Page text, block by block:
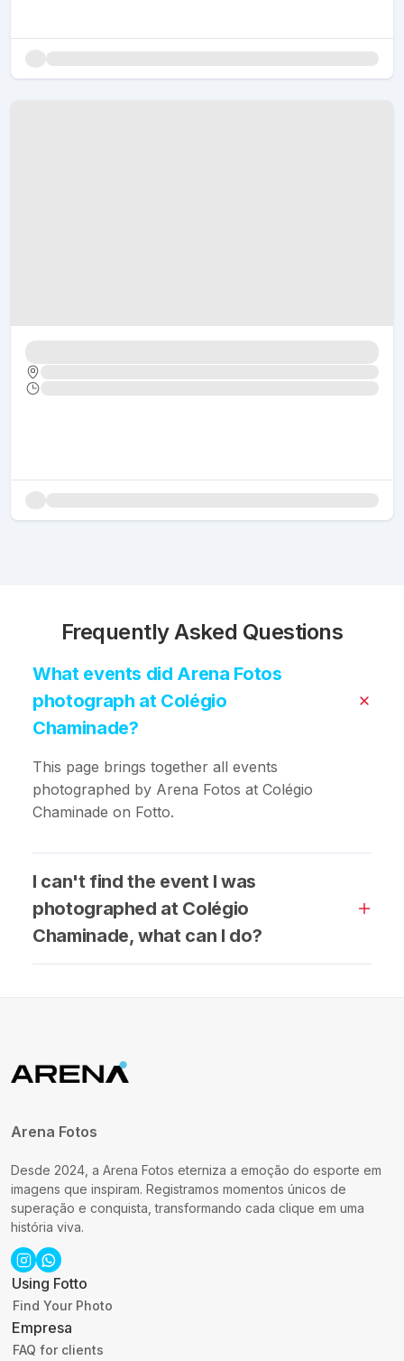
Frequently Asked Questions
What events did Arena Fotos
photograph at Colégio
Chaminade?
This page brings together all events
photographed by Arena Fotos at Colégio
Chaminade on Fotto.
I can't find the event I was
photographed at Colégio
Chaminade, what can I do?
Arena Fotos
Desde 2024, a Arena Fotos eterniza a emoção do esporte em
imagens que inspiram. Registramos momentos únicos de
superação e conquista, transformando cada clique em uma
história viva.
Using Fotto
Find Your Photo
Empresa
FAQ for clients